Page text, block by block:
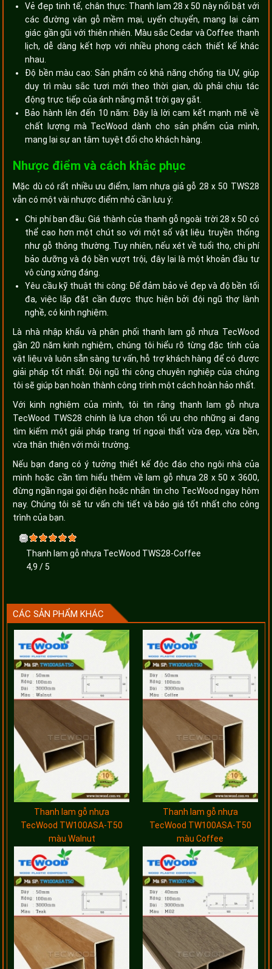
Vẻ đẹp tinh tế, chân thực: Thanh lam 28 x 50 này nổi bật với
các đường vân gỗ mềm mại, uyển chuyển, mang lại cảm
giác gần gũi với thiên nhiên. Màu sắc Cedar và Coffee thanh
lịch, dễ dàng kết hợp với nhiều phong cách thiết kế khác
nhau.
Độ bền màu cao: Sản phẩm có khả năng chống tia UV, giúp
duy trì màu sắc tươi mới theo thời gian, dù phải chịu tác
động trực tiếp của ánh nắng mặt trời gay gắt.
Bảo hành lên đến 10 năm: Đây là lời cam kết mạnh mẽ về
chất lượng mà TecWood dành cho sản phẩm của mình,
mang lại sự an tâm tuyệt đối cho khách hàng.
Nhược điểm và cách khắc phục
Mặc dù có rất nhiều ưu điểm, lam nhựa giả gỗ 28 x 50 TWS28
vẫn có một vài nhược điểm nhỏ cần lưu ý:
Chi phí ban đầu: Giá thành của thanh gỗ ngoài trời 28 x 50 có
thể cao hơn một chút so với một số vật liệu truyền thống
như gỗ thông thường. Tuy nhiên, nếu xét về tuổi thọ, chi phí
bảo dưỡng và độ bền vượt trội, đây lại là một khoản đầu tư
vô cùng xứng đáng.
Yêu cầu kỹ thuật thi công: Để đảm bảo vẻ đẹp và độ bền tối
đa, việc lắp đặt cần được thực hiện bởi đội ngũ thợ lành
nghề, có kinh nghiệm.
Là nhà nhập khẩu và phân phối thanh lam gỗ nhựa TecWood
gần 20 năm kinh nghiệm, chúng tôi hiểu rõ từng đặc tính của
vật liệu và luôn sẵn sàng tư vấn, hỗ trợ khách hàng để có được
giải pháp tốt nhất. Đội ngũ thi công chuyên nghiệp của chúng
tôi sẽ giúp bạn hoàn thành công trình một cách hoàn hảo nhất.
Với kinh nghiệm của mình, tôi tin rằng thanh lam gỗ nhựa
TecWood TWS28 chính là lựa chọn tối ưu cho những ai đang
tìm kiếm một giải pháp trang trí ngoại thất vừa đẹp, vừa bền,
vừa thân thiện với môi trường.
Nếu bạn đang có ý tưởng thiết kế độc đáo cho ngôi nhà của
mình hoặc cần tìm hiểu thêm về lam gỗ nhựa 28 x 50 x 3600,
đừng ngần ngại gọi điện hoặc nhắn tin cho TecWood ngay hôm
nay. Chúng tôi sẽ tư vấn chi tiết và báo giá tốt nhất cho công
trình của bạn.
Thanh lam gỗ nhựa TecWood TWS28-Coffee
4,9 / 5
CÁC SẢN PHẨM KHÁC
Thanh lam gỗ nhựa
TecWood TW100ASA-T50
màu Walnut
Thanh lam gỗ nhựa
TecWood TW100ASA-T50
màu Coffee